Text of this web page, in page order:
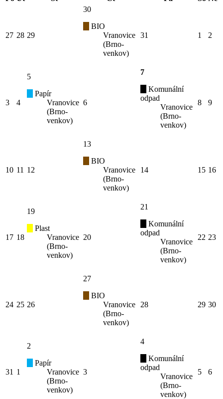
27 28 29
30
BIO
Vranovice
(Brno-
venkov)
31 1 2
3 4
5
Papír
Vranovice
(Brno-
venkov)
6
7
Komunální
odpad
Vranovice
(Brno-
venkov)
8 9
10 11 12
13
BIO
Vranovice
(Brno-
venkov)
14 15 16
17 18
19
Plast
Vranovice
(Brno-
venkov)
20
21
Komunální
odpad
Vranovice
(Brno-
venkov)
22 23
24 25 26
27
BIO
Vranovice
(Brno-
venkov)
28 29 30
31 1
2
Papír
Vranovice
(Brno-
venkov)
3
4
Komunální
odpad
Vranovice
(Brno-
venkov)
5 6